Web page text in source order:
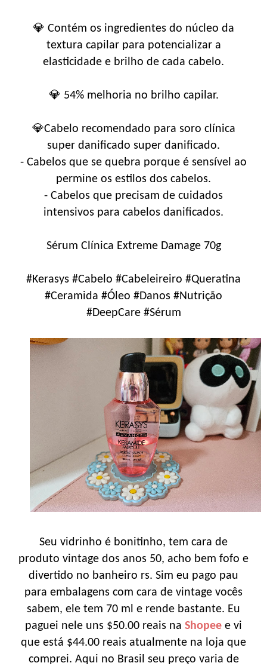
💎 Contém os ingredientes do núcleo da
textura capilar para potencializar a
elasticidade e brilho de cada cabelo.
💎 54% melhoria no brilho capilar.
💎Cabelo recomendado para soro clínica
super danificado super danificado.
- Cabelos que se quebra porque é sensível ao
permine os estilos dos cabelos.
- Cabelos que precisam de cuidados
intensivos para cabelos danificados.
Sérum Clínica Extreme Damage 70g
#Kerasys #Cabelo #Cabeleireiro #Queratina
#Ceramida #Óleo #Danos #Nutrição
#DeepCare #Sérum
Seu vidrinho é bonitinho, tem cara de
produto vintage dos anos 50, acho bem fofo e
divertido no banheiro rs. Sim eu pago pau
para embalagens com cara de vintage vocês
sabem, ele tem 70 ml e rende bastante. Eu
paguei nele uns $50.00 reais na Shopee e vi
que está $44.00 reais atualmente na loja que
comprei. Aqui no Brasil seu preço varia de